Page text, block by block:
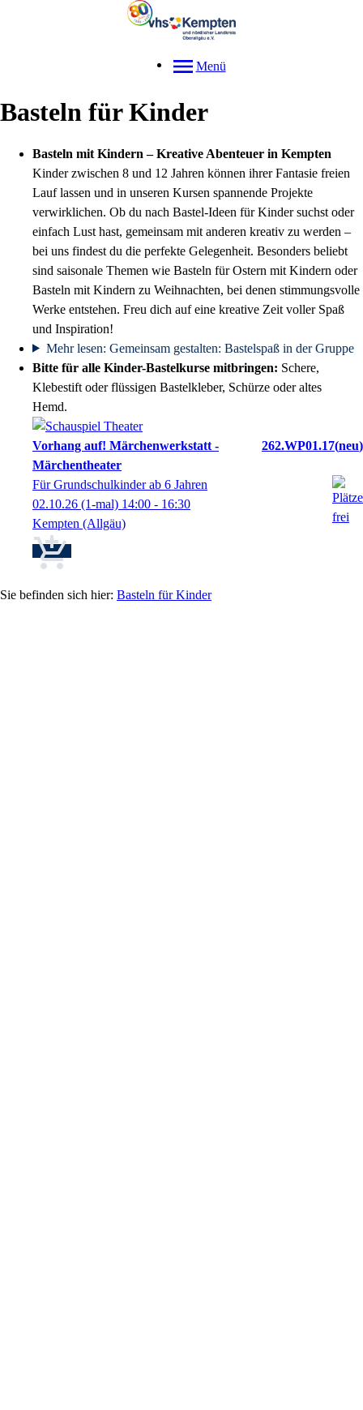
Menü
Basteln für Kinder
Basteln mit Kindern – Kreative Abenteuer in Kempten
Kinder zwischen 8 und 12 Jahren können ihrer Fantasie freien
Lauf lassen und in unseren Kursen spannende Projekte
verwirklichen. Ob du nach Bastel-Ideen für Kinder suchst oder
einfach Lust hast, gemeinsam mit anderen kreativ zu werden –
bei uns findest du die perfekte Gelegenheit. Besonders beliebt
sind saisonale Themen wie Basteln für Ostern mit Kindern oder
Basteln mit Kindern zu Weihnachten, bei denen stimmungsvolle
Werke entstehen. Freu dich auf eine kreative Zeit voller Spaß
und Inspiration!
Mehr lesen: Gemeinsam gestalten: Bastelspaß in der Gruppe
Bitte für alle Kinder-Bastelkurse mitbringen: Schere,
Klebestift oder flüssigen Bastelkleber, Schürze oder altes
Hemd.
Vorhang auf! Märchenwerkstatt -
Märchentheater
262.WP01.17 neu
Für Grundschulkinder ab 6 Jahren
02.10.26 (1-mal) 14:00 - 16:30
Kempten (Allgäu)
Basteln für Kinder